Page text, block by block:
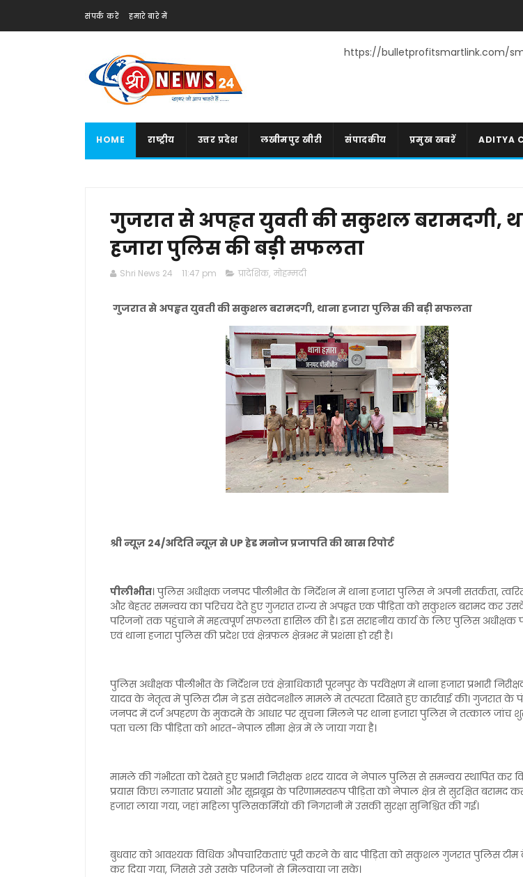
संपर्क करें हमारे बारे में
https://bulletprofitsmartlink.com/
HOME राष्ट्रीय उत्तर प्रदेश लखीमपुर खीरी संपादकीय प्रमुख खबरें ADITYA
गुजरात से अपहृत युवती की सकुशल बरामदगी,
हजारा पुलिस की बड़ी सफलता
Shri News 24 11:47 pm प्रादेशिक, मोहम्मदी
गुजरात से अपहृत युवती की सकुशल बरामदगी, थाना हजारा पुलिस की बड़ी सफलता
श्री न्यूज़ 24/अदिति न्यूज़ से UP हेड मनोज प्रजापति की खास रिपोर्ट
पीलीभीत। पुलिस अधीक्षक जनपद पीलीभीत के निर्देशन में थाना हजारा पुलिस ने अपनी सतर्कता, त्वरित
और बेहतर समन्वय का परिचय देते हुए गुजरात राज्य से अपहृत एक पीड़िता को सकुशल बरामद कर
परिजनों तक पहुंचाने में महत्वपूर्ण सफलता हासिल की है। इस सराहनीय कार्य के लिए पुलिस अधीक्षक
एवं थाना हजारा पुलिस की प्रदेश एवं क्षेत्रफल क्षेत्रभर में प्रशंसा हो रही है।
पुलिस अधीक्षक पीलीभीत के निर्देशन एवं क्षेत्राधिकारी पूरनपुर के पर्यवेक्षण में थाना हजारा प्रभारी
यादव के नेतृत्व में पुलिस टीम ने इस संवेदनशील मामले में तत्परता दिखाते हुए कार्रवाई की। गुजरात के
जनपद में दर्ज अपहरण के मुकदमे के आधार पर सूचना मिलने पर थाना हजारा पुलिस ने तत्काल जांच
पता चला कि पीड़िता को भारत-नेपाल सीमा क्षेत्र में ले जाया गया है।
मामले की गंभीरता को देखते हुए प्रभारी निरीक्षक शरद यादव ने नेपाल पुलिस से समन्वय स्थापित कर
प्रयास किए। लगातार प्रयासों और सूझबूझ के परिणामस्वरूप पीड़िता को नेपाल क्षेत्र से सुरक्षित बरामद
हजारा लाया गया, जहां महिला पुलिसकर्मियों की निगरानी में उसकी सुरक्षा सुनिश्चित की गई।
बुधवार को आवश्यक विधिक औपचारिकताएं पूरी करने के बाद पीड़िता को सकुशल गुजरात पुलिस टीम
कर दिया गया, जिससे उसे उसके परिजनों से मिलवाया जा सके।